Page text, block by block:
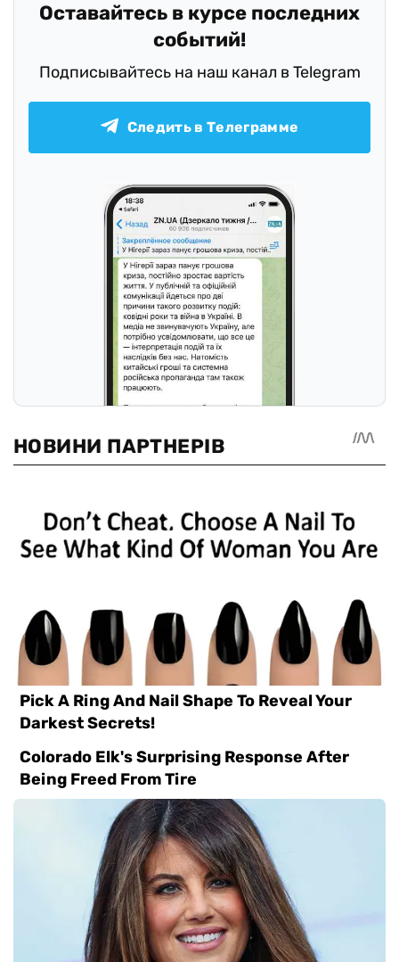
Оставайтесь в курсе последних
событий!
Подписывайтесь на наш канал в Telegram
Следить в Телеграмме